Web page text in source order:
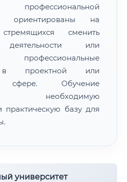
5–7 рабочих дней
ФИС ФРДО
для увеличения и просмотра
ориентированы на
сменить
деятельности или
в проектной или
сфере. Обучение
необходимую
практическую базу для
университет